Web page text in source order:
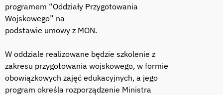
programem “Oddziały Przygotowania
Wojskowego” na
podstawie umowy z MON.
W oddziale realizowane będzie szkolenie z
zakresu przygotowania wojskowego, w formie
obowiązkowych zajęć edukacyjnych, a jego
program określa rozporządzenie Ministra